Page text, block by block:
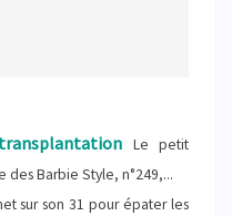
Le petit
Barbie Style, n°249,...
sur son 31 pour épater les